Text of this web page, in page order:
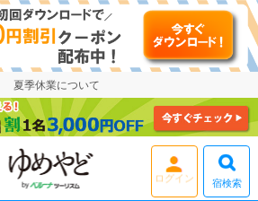
夏季休業について
宿検索